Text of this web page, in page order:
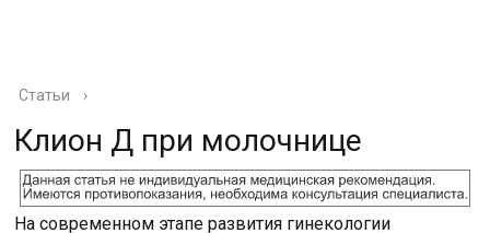
Статьи ›
Клион Д при молочнице
На современном этапе развития гинекологии